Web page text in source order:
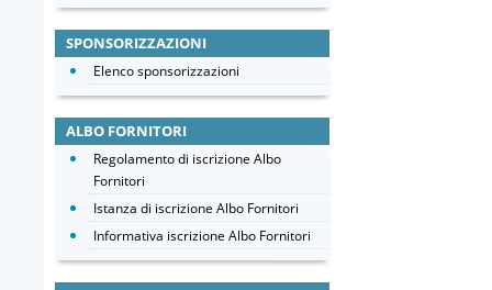
SPONSORIZZAZIONI
Elenco sponsorizzazioni
ALBO FORNITORI
Regolamento di iscrizione Albo
Fornitori
Istanza di iscrizione Albo Fornitori
Informativa iscrizione Albo Fornitori